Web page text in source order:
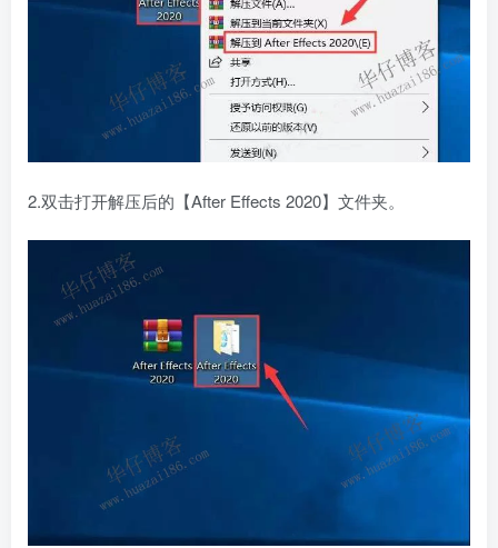
2.双击打开解压后的【After Effects 2020】文件夹。